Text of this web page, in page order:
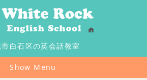
白石区の英会話教室
Show Menu